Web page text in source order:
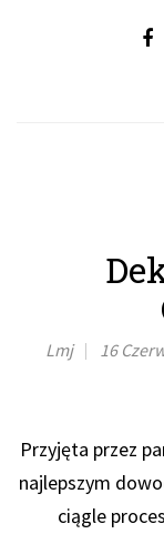
Lmj 16
Przyjęta przez
najlepszym
ciągle